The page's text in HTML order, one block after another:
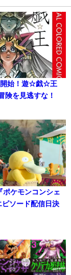
開始！遊☆戯☆王
険を見逃すな！
ケモンコンシェ
ピソード配信日決